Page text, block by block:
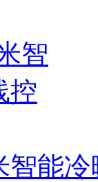
智能